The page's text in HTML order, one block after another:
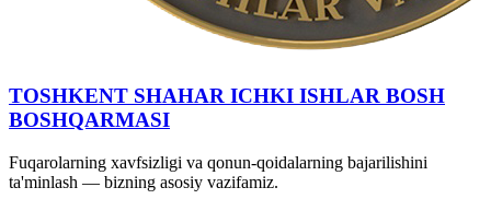
TOSHKENT SHAHAR IСHKI ISHLAR BOSH
BOSHQARMASI
Fuqarolarning xavfsizligi va qonun-qoidalarning bajarilishini
ta'minlash — bizning asosiy vazifamiz.